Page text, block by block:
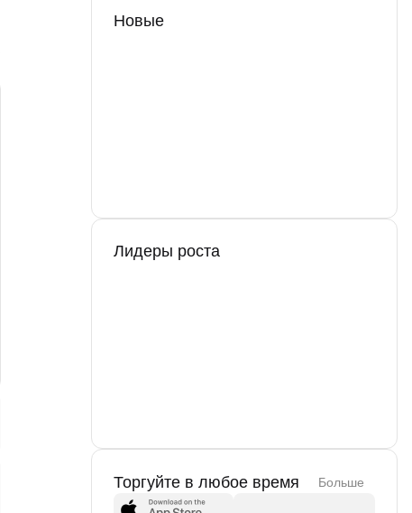
Новые
Лидеры роста
Торгуйте в любое время Больше